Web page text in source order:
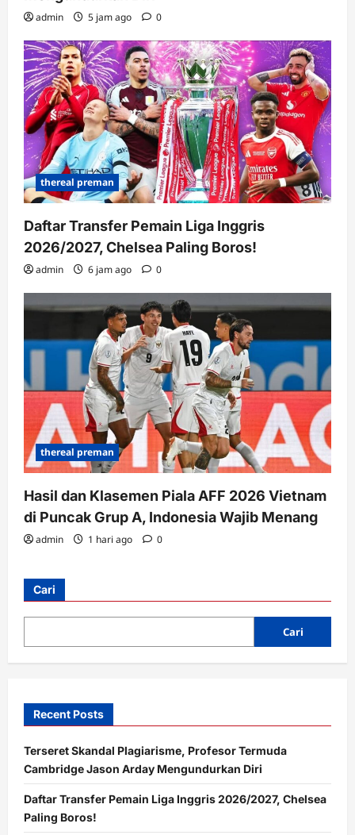
admin 5 jam ago 0
thereal preman
Daftar Transfer Pemain Liga Inggris
2026/2027, Chelsea Paling Boros!
admin 6 jam ago 0
thereal preman
Hasil dan Klasemen Piala AFF 2026 Vietnam
di Puncak Grup A, Indonesia Wajib Menang
admin 1 hari ago 0
Cari
Cari
Recent Posts
Terseret Skandal Plagiarisme, Profesor Termuda
Cambridge Jason Arday Mengundurkan Diri
Daftar Transfer Pemain Liga Inggris 2026/2027, Chelsea
Paling Boros!